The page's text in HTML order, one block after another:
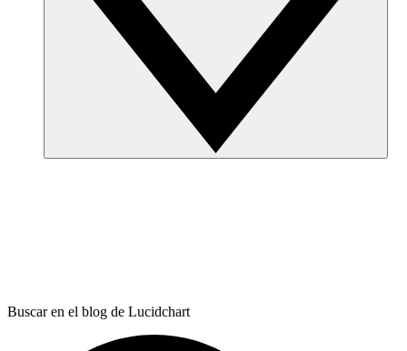
Buscar en el blog de Lucidchart